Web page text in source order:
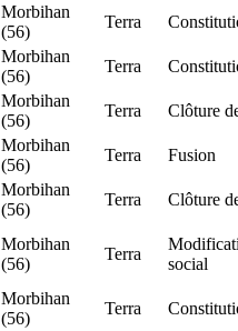
Morbihan
(56)
Terra
Morbihan
(56)
Terra
Morbihan
(56)
Terra Clôture
Morbihan
(56)
Terra Fusion
Morbihan
(56)
Terra Clôture
Morbihan
(56)
Terra
social
Morbihan
(56)
Terra